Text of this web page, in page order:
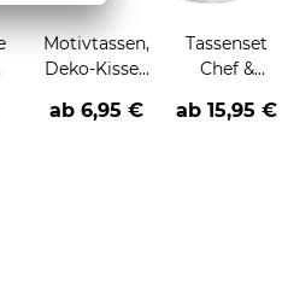
Motivtassen,
Deko-Kissen
Geschenke-
ab 6,95 €
Tassenset
Chef &
ab15,95 €